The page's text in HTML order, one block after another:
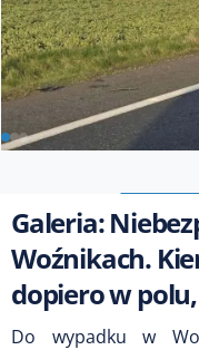
Galeria:
Woźnikach.
dopiero w
Do wypadku w